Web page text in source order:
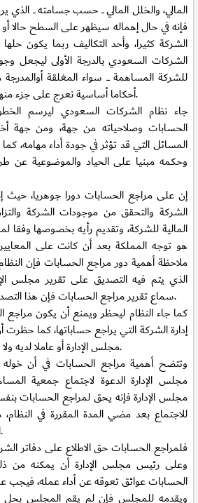
المالي، والخلل المالي ـــ حسب جسامته ـــ
فإنه في حال إهماله سيظهر على السطح حالا
الشركة كثيرا، وأحد التكاليف ربما يكون
الشركات السعودي بالدرجة الأولى ليجعل
للشركة المساهمة ــــ سواء المغلقة أوالمدرجة
أحكاما أساسية نعرج على جزء منها في هذه المقالة المختصرة.
جاء نظام الشركات السعودي ليرسم
الحسابات وصلاحياته من جهة، ومن
المسائل التي قد تؤثر في جودة أداء
وحكمه مبنيا على الحياد والموضوعية عن
إن على مراجع الحسابات دورا جوهريا، حيث
الشركة والتحقق من موجودات الشركة
المالية للشركة، وتقديم رأيه بخصوصها وفقا
هو توجه المملكة بعد أن كانت على
ملاحظة أهمية دور مراجع الحسابات فإن
الذي يتم فيه التصديق على تقرير مجلس
سماع تقرير مراجع الحسابات فإن هذا التصديق يعتبر باطلا كأن لم يكن.
كما جاء النظام ليحظر ويمنع أن يكون
إدارة الشركة التي يراجع حساباتها، كما
مجلس الإدارة أو عاملا لديه ولا قريبا له حتى الدرجة الرابعة.
وتتضح أهمية مراجع الحسابات في أن خوله
مجلس الإدارة الدعوة لاجتماع جمعية
مجلس الإدارة فإنه يحق لمراجع الحسابات
للاجتماع بعد مضي المدة المقررة في
الحسابات وأهمية استقلاله.
فلمراجع الحسابات حق الاطلاع على دفاتر
وعلى رئيس مجلس الإدارة أن يمكنه من
الحسابات عوائق تعوقه عن أداء عمله، فيجب
ويقدمه للمجلس فإن لم يقم المجلس بحل